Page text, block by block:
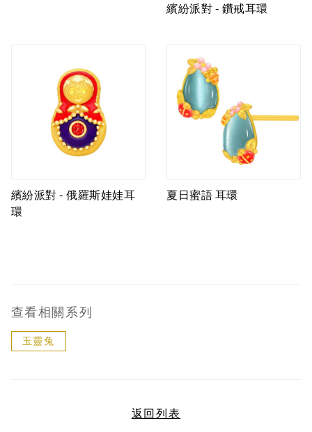
繽紛派對 - 鑽戒耳環
繽紛派對 - 俄羅斯娃娃耳
環
夏日蜜語 耳環
查看相關系列
玉靈兔
返回列表